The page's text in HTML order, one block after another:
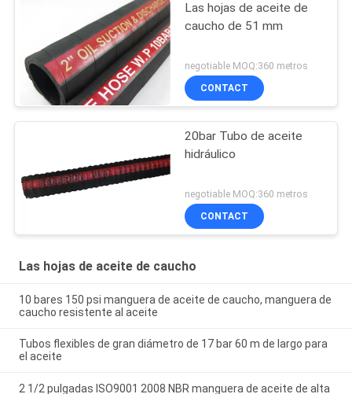
Las hojas de aceite de
caucho de 51 mm
negotiable MOQ:360 metros
CONTACT
20bar Tubo de aceite
hidráulico
negotiable MOQ:360 metros
CONTACT
Las hojas de aceite de caucho
10 bares 150 psi manguera de aceite de caucho, manguera de
caucho resistente al aceite
Tubos flexibles de gran diámetro de 17 bar 60 m de largo para
el aceite
2 1/2 pulgadas ISO9001 2008 NBR manguera de aceite de alta